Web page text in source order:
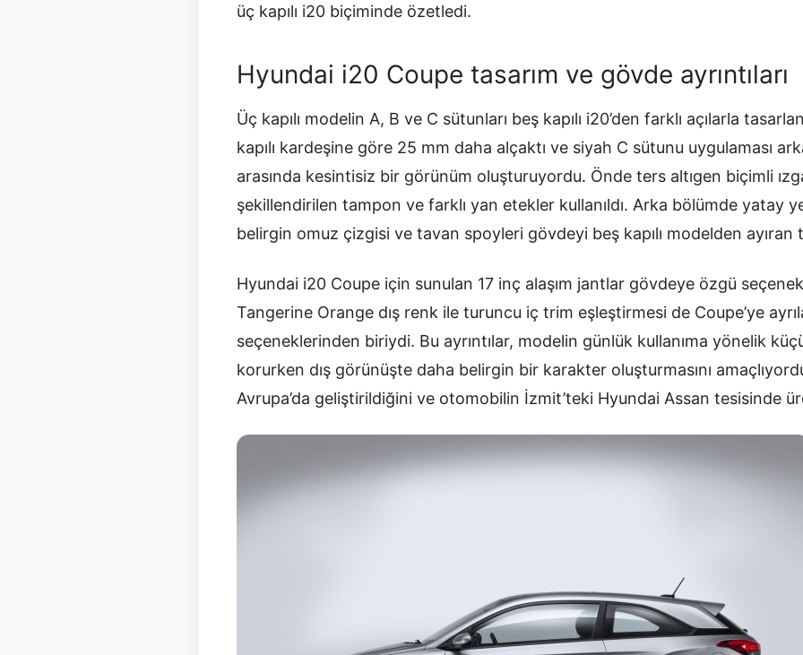
üç kapılı i20 biçiminde özetledi.
Hyundai i20 Coupe tasarım ve gövde ayrıntıları
Üç kapılı modelin A, B ve C sütunları beş kapılı i20’den farklı açılarla
kapılı kardeşine göre 25 mm daha alçaktı ve siyah C sütunu uygulaması
arasında kesintisiz bir görünüm oluşturuyordu. Önde ters altıgen biçimli
şekillendirilen tampon ve farklı yan etekler kullanıldı. Arka bölümde yatay
belirgin omuz çizgisi ve tavan spoyleri gövdeyi beş kapılı modelden ayıran
Hyundai i20 Coupe için sunulan 17 inç alaşım jantlar gövdeye özgü
Tangerine Orange dış renk ile turuncu iç trim eşleştirmesi de Coupe’ye
seçeneklerinden biriydi. Bu ayrıntılar, modelin günlük kullanıma yönelik
korurken dış görünüşte daha belirgin bir karakter oluşturmasını
Avrupa’da geliştirildiğini ve otomobilin İzmit’teki Hyundai Assan tesisinde